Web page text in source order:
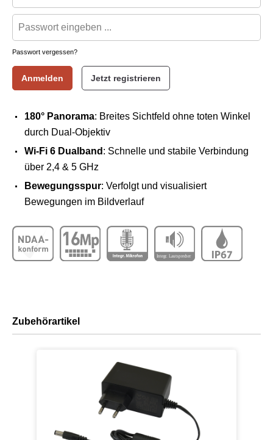
Passwort vergessen?
Anmelden Jetzt registrieren
180° Panorama: Breites Sichtfeld ohne toten Winkel
durch Dual-Objektiv
Wi-Fi 6 Dualband : Schnelle und stabile Verbindung
über 2,4 & 5 GHz
Bewegungsspur: Verfolgt und visualisiert
Bewegungen im Bildverlauf
Zubehörartikel